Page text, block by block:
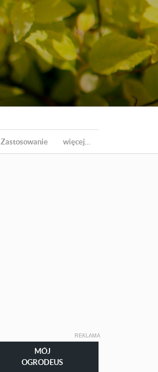
Zastosowanie więcej…
REKLAMA
MÓJ
OGRODEUS